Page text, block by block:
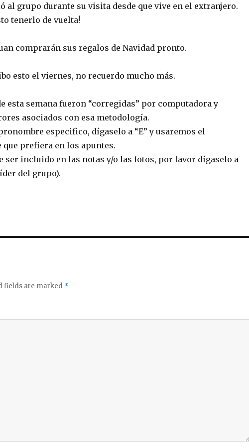
al grupo durante su visita desde que vive en el extranjero.
tenerlo de vuelta!
comprarán sus regalos de Navidad pronto.
esto el viernes, no recuerdo mucho más.
esta semana fueron “corregidas” por computadora y
asociados con esa metodología.
especifico, dígaselo a “E” y usaremos el
prefiera en los apuntes.
ser incluido en las notas y/o las fotos, por favor dígaselo a
del grupo).
fields are marked *